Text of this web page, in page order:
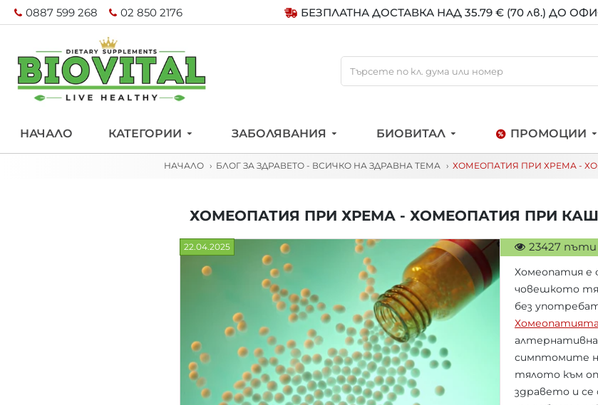
0887 599 268 02 850 2176 БЕЗПЛАТНА ДОСТАВКА НАД 35.79 € (70 лв.) ДО
НАЧАЛО КАТЕГОРИИ ЗАБОЛЯВАНИЯ БИОВИТАЛ ПРОМОЦИИ
НАЧАЛО БЛОГ ЗА ЗДРАВЕТО - ВСИЧКО НА ЗДРАВНА ТЕМА ХОМЕОПАТИЯ ПРИ ХРЕМА -
ХОМЕОПАТИЯ ПРИ ХРЕМА - ХОМЕОПАТИЯ ПРИ
22.04.2025 23427
Хомеопатия е
човешкото
без
Хомеопатията
симптомите
тялото към
здравето и се